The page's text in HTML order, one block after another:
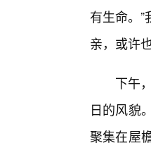
有生命。
亲，或许
下午
日的风貌
聚集在屋